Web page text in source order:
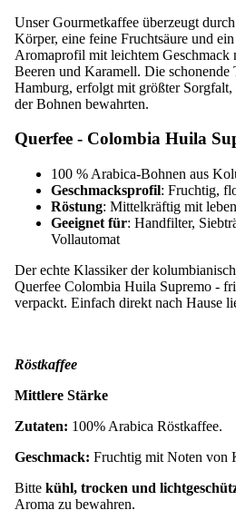
Unser Gourmetkaffee überzeugt
Körper, eine feine Fruchtsäure und
Aromaprofil mit leichtem Geschmack
Beeren und Karamell. Die schonende
Hamburg, erfolgt mit größter
der Bohnen bewahrten.
Querfee - Colombia Huila
100 % Arabica-Bohnen aus
Geschmacksprofil: Fruchtig,
Röstung: Mittelkräftig mit
Geeignet für: Handfilter,
Vollautomat
Der echte Klassiker der
Querfee Colombia Huila Supremo -
verpackt. Einfach direkt nach Hause
Röstkaffee
Mittlere Stärke
Zutaten: 100% Arabica Röstkaffee.
Geschmack: Fruchtig mit Noten von
Bitte kühl, trocken und
Aroma zu bewahren.